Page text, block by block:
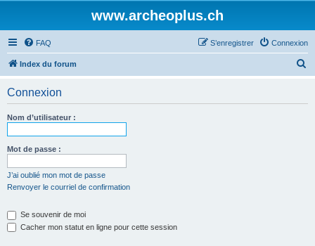
www.archeoplus.ch
FAQ Connexion
S’enregistrer
Index du forum
Connexion
Nom d’utilisateur :
Mot de passe :
J’ai oublié mon mot de passe
Renvoyer le courriel de confirmation
Se souvenir de moi
Cacher mon statut en ligne pour cette session